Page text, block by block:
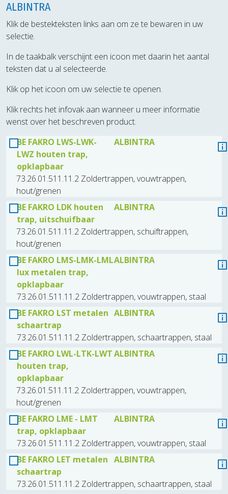
ALBINTRA
Klik de bestekteksten links aan om ze te bewaren in uw
selectie.
In de taakbalk verschijnt een icoon met daarin het aantal
teksten dat u al selecteerde.
Klik op het icoon om uw selectie te openen.
Klik rechts het infovak aan wanneer u meer informatie
wenst over het beschreven product.
BE FAKRO LWS-LWK-
LWZ houten trap,
opklapbaar
ALBINTRA
73.26.01.511.11.2 Zoldertrappen, vouwtrappen,
hout/grenen
BE FAKRO LDK houten
trap, uitschuifbaar
ALBINTRA
73.26.01.511.11.2 Zoldertrappen, schuiftrappen,
hout/grenen
BE FAKRO LMS-LMK-LML
lux metalen trap,
opklapbaar
ALBINTRA
73.26.01.511.11.2 Zoldertrappen, vouwtrappen, staal
BE FAKRO LST metalen
schaartrap
ALBINTRA
73.26.01.511.11.2 Zoldertrappen, schaartrappen, staal
BE FAKRO LWL-LTK-LWT
houten trap,
opklapbaar
ALBINTRA
73.26.01.511.11.2 Zoldertrappen, vouwtrappen,
hout/grenen
BE FAKRO LME - LMT
trap, opklapbaar
ALBINTRA
73.26.01.511.11.2 Zoldertrappen, vouwtrappen, staal
BE FAKRO LET metalen
schaartrap
ALBINTRA
73.26.01.511.11.2 Zoldertrappen, schaartrappen, staal